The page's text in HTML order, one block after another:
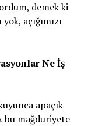
demek ki
açığımızı
Ne İş
apaçık
bu mağduriyete